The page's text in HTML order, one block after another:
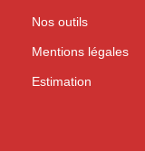
Nos outils
Mentions légales
Estimation